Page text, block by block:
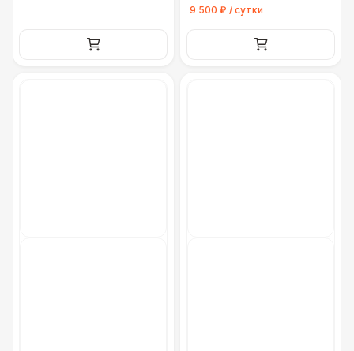
9 500 ₽ / сутки